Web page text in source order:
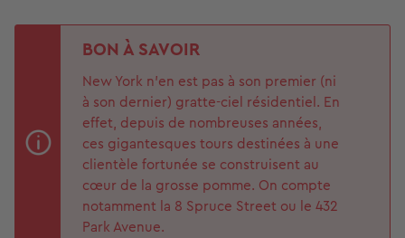
BON À SAVOIR
New York n'en est pas à son premier (ni
à son dernier) gratte-ciel résidentiel. En
effet, depuis de nombreuses années,
ces gigantesques tours destinées à une
clientèle fortunée se construisent au
cœur de la grosse pomme. On compte
notamment la 8 Spruce Street ou le 432
Park Avenue.